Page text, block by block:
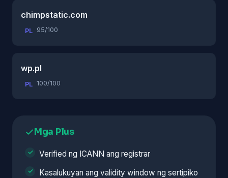
chimpstatic.com
PL 95/100
wp.pl
PL 100/100
Mga Plus
Verified ng ICANN ang registrar
Kasalukuyan ang validity window ng sertipiko